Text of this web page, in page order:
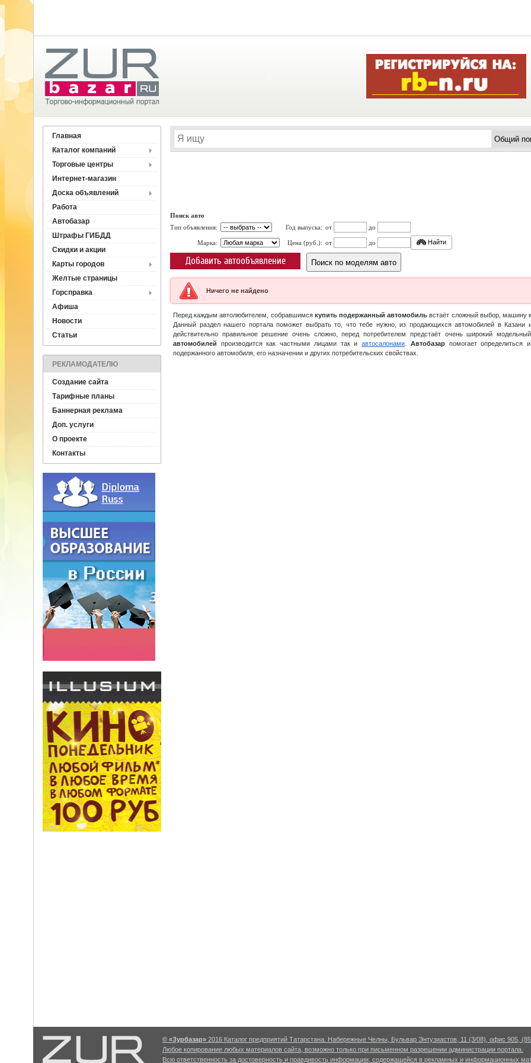
Главная
Каталог компаний
Торговые центры
Интернет-магазин
Доска объявлений
Работа
Автобазар
Штрафы ГИБДД
Скидки и акции
Карты городов
Желтые страницы
Горсправка
Афиша
Новости
Статьи
РЕКЛАМОДАТЕЛЮ
Создание сайта
Тарифные планы
Баннерная реклама
Доп. услуги
О проекте
Контакты
Поиск авто
Тип объявления:
Год выпуска: от до
Марка: Цена (руб.): от до Найти
Добавить автообъявление Поиск по моделям авто
Ничего не найдено
Перед каждым автолюбителем, собравшимся купить подержанный автомобиль встаёт сложный выбор, машину
Данный раздел нашего портала поможет выбрать то, что тебе нужно, из продающихся автомобилей в Казани
действительно правильное решение очень сложно, перед потребителем предстаёт очень широкий
автомобилей производится как частными лицами так иавтосалонами Автобазарпомогает определиться
подержанного автомобиля, его назначении и других потребительских свойствах.
© «Зурбазар» 2016 Каталог предприятий Татарстана. Набережные Челны, Бульвар Энтузиастов, 11 (3/08), офис 905,
Любое копирование любых материалов сайта, возможно только при письменном разрешении администрации портала.
Всю ответственность за достоверность и правдивость информации, содержащейся в рекламных и информационных